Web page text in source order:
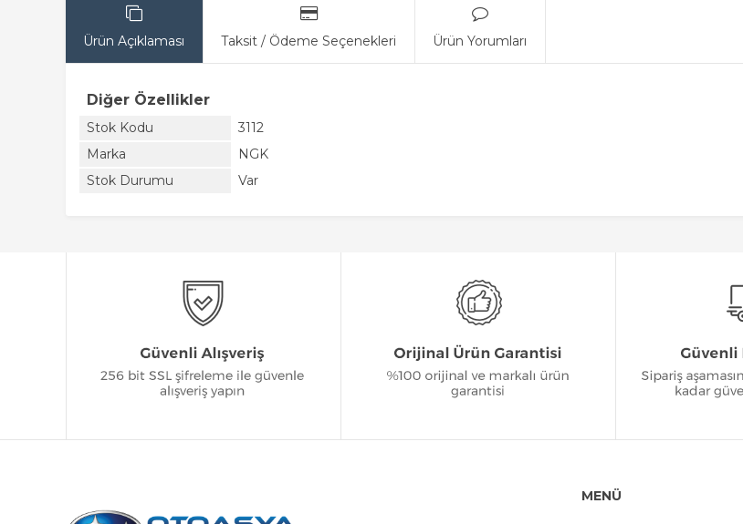
Ürün Açıklaması Taksit / Ödeme Seçenekleri Ürün Yorumları
Diğer Özellikler
Stok Kodu
3112
Marka
NGK
Stok Durumu
Var
MENÜ